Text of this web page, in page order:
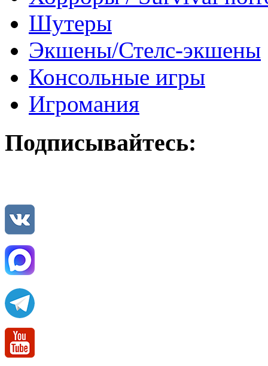
Шутеры
Экшены/Стелс-экшены
Консольные игры
Игромания
Подписывайтесь: